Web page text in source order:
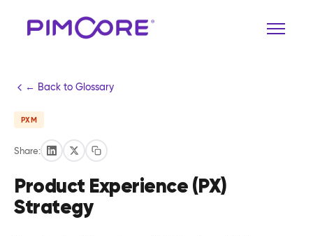
← Back to Glossary
PXM
Share:
Product Experience (PX)
Strategy